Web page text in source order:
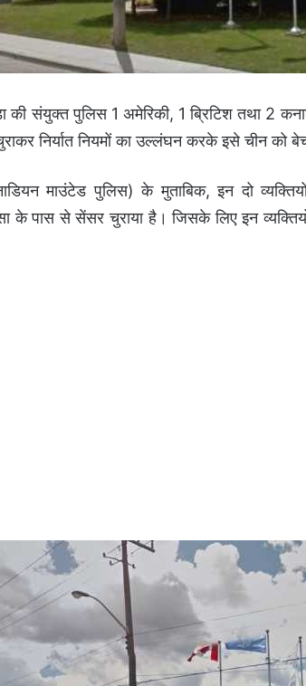
की संयुक्त पुलिस 1 अमेरिकी, 1 ब्रिटिश तथा 2
निर्यात नियमों का उल्लंघन करके इसे चीन को
माउंटेड पुलिस) के मुताबिक, इन दो
के पास से सेंसर चुराया है। जिसके लिए इन